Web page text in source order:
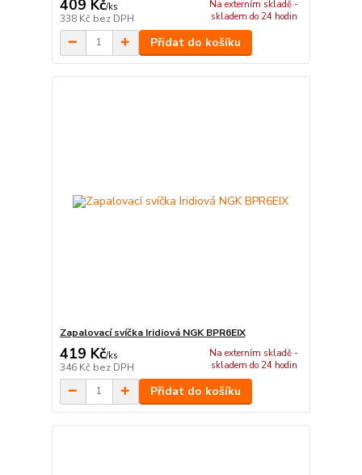
409 Kč/ks
338 Kč bez DPH
Na externím skladě -
skladem do 24 hodin
Přidat do košíku
Zapalovací svíčka Iridiová NGK BPR6EIX
419 Kč/ks
346 Kč bez DPH
Na externím skladě -
skladem do 24 hodin
Přidat do košíku